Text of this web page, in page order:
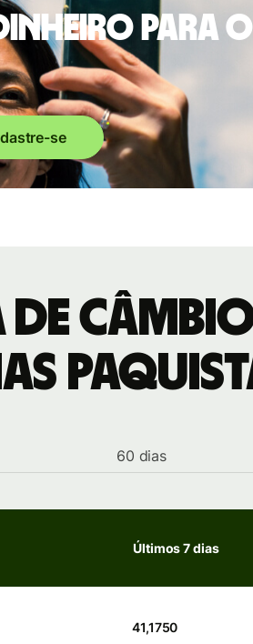
para
se
câmbio
60 dias
Últimos 7 dias
41,1750